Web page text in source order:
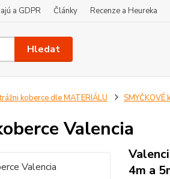
a GDPR Články Recenze a Heureka
Hledat
koberce dle MATERIÁLU SMYČKOVÉ
Valencia
4m a